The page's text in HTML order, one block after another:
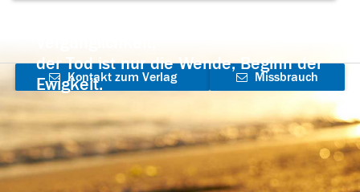
der Tod ist nur die Wende, Beginn der
Ewigkeit.
Kontakt zum Verlag
aufnehmen
Missbrauch